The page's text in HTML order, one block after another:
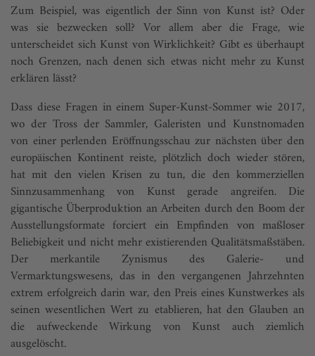
Zum Beispiel, was eigentlich der Sinn von Kunst ist? Oder
was sie bezwecken soll? Vor allem aber die Frage, wie
unterscheidet sich Kunst von Wirklichkeit? Gibt es überhaupt
noch Grenzen, nach denen sich etwas nicht mehr zu Kunst
erklären lässt?
Dass diese Fragen in einem Super-Kunst-Sommer wie 2017,
wo der Tross der Sammler, Galeristen und Kunstnomaden
von einer perlenden Eröffnungsschau zur nächsten über den
europäischen Kontinent reiste, plötzlich doch wieder stören,
hat mit den vielen Krisen zu tun, die den kommerziellen
Sinnzusammenhang von Kunst gerade angreifen. Die
gigantische Überproduktion an Arbeiten durch den Boom der
Ausstellungsformate forciert ein Empfinden von maßloser
Beliebigkeit und nicht mehr existierenden Qualitätsmaßstäben.
Der merkantile Zynismus des Galerie- und
Vermarktungswesens, das in den vergangenen Jahrzehnten
extrem erfolgreich darin war, den Preis eines Kunstwerkes als
seinen wesentlichen Wert zu etablieren, hat den Glauben an
die aufweckende Wirkung von Kunst auch ziemlich
ausgelöscht.